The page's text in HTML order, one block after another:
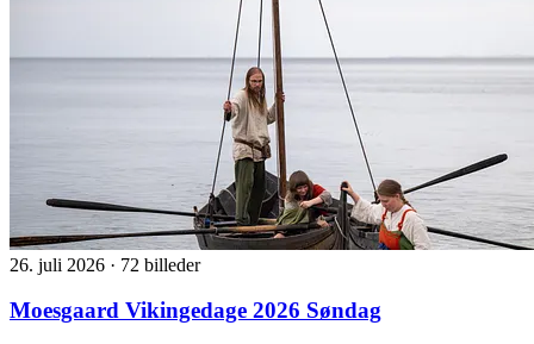
26. juli 2026 · 72 billeder
Moesgaard Vikingedage 2026 Søndag